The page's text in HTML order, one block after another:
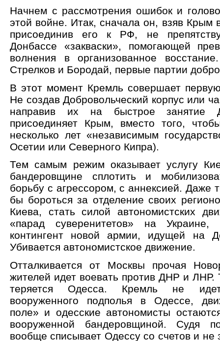
Начнем с рассмотрения ошибок и
этой войне. Итак, сначала он, взяв Крым
присоединив его к РФ, не
Донбассе «закваски», помогающей
волнения в организованное
Стрелков и Бородай, первые партии
В этот момент Кремль совершает
Не создав Добровольческий корпус или
направив их на быстрое занятие
присоединяет Крым, вместо того,
несколько лет «независимым
Осетии или Северного Кипра).
Тем самым режим оказывает услугу
бандеровщине сплотить и
борьбу с агрессором, с аннексией. Даже
бы бороться за отделение своих
Киева, стать силой автономистских
«парад суверенитетов» на Украине,
контингент новой армии, идущей на
Убивается автономистское движение.
Отталкивается от Москвы прочая
жителей идет воевать против ДНР и ЛНР.
теряется Одесса. Кремль не
вооруженного подполья в Одессе,
поле» и одесские автономисты
вооруженной бандеровщиной. Судя
вообще списывает Одессу со счетов и не